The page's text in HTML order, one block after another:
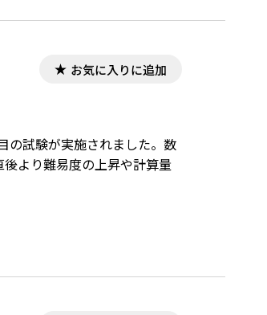
お気に入りに追加
の試験が実施されました。数
より難易度の上昇や計算量